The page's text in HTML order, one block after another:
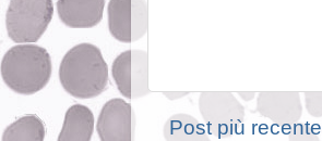
Post più recente